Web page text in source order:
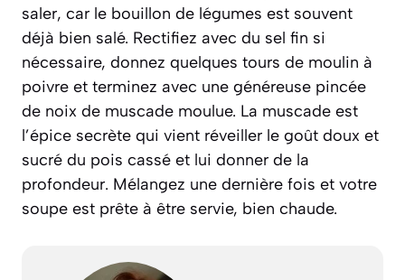
saler, car le bouillon de légumes est souvent
déjà bien salé. Rectifiez avec du sel fin si
nécessaire, donnez quelques tours de moulin à
poivre et terminez avec une généreuse pincée
de noix de muscade moulue. La muscade est
l’épice secrète qui vient réveiller le goût doux et
sucré du pois cassé et lui donner de la
profondeur. Mélangez une dernière fois et votre
soupe est prête à être servie, bien chaude.